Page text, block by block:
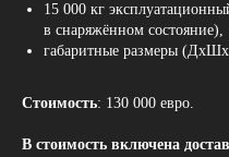
15 000 кг
в снаряжённом состояние),
габаритные размеры
Стоимость: 130 000 евро.
В стоимость включена